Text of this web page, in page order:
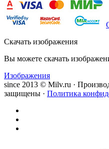
Скачать изображения
Вы можете скачать
Изображения
since 2013 © Milv.ru ·
защищены · Политика